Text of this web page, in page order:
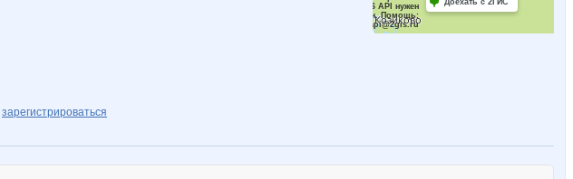
Raster JS API нужен
ключ. Помощь:
api@2gis.ru
Доехать с 2ГИС
зарегистрироваться